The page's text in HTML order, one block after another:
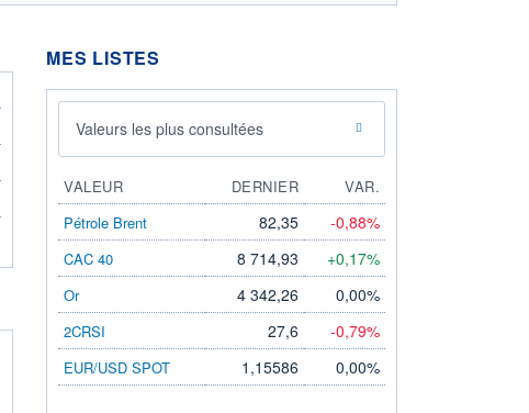
MES LISTES
Valeurs les plus consultées
VALEUR DERNIER
VAR.
Pétrole Brent
82,35 -0,88%
CAC 40 8 714,93 +0,17%
Or 4 342,26 0,00%
2CRSI 27,6 -0,79%
EUR/USD SPOT 1,15586 0,00%